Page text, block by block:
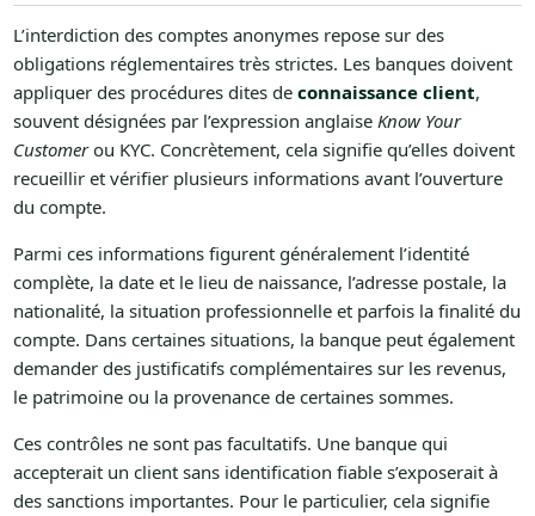
L’interdiction des comptes anonymes repose sur des
obligations réglementaires très strictes. Les banques doivent
appliquer des procédures dites de connaissance client,
souvent désignées par l’expression anglaise Know Your
Customerou KYC. Concrètement, cela signifie qu’elles doivent
recueillir et vérifier plusieurs informations avant l’ouverture
du compte.
Parmi ces informations figurent généralement l’identité
complète, la date et le lieu de naissance, l’adresse postale, la
nationalité, la situation professionnelle et parfois la finalité du
compte. Dans certaines situations, la banque peut également
demander des justificatifs complémentaires sur les revenus,
le patrimoine ou la provenance de certaines sommes.
Ces contrôles ne sont pas facultatifs. Une banque qui
accepterait un client sans identification fiable s’exposerait à
des sanctions importantes. Pour le particulier, cela signifie